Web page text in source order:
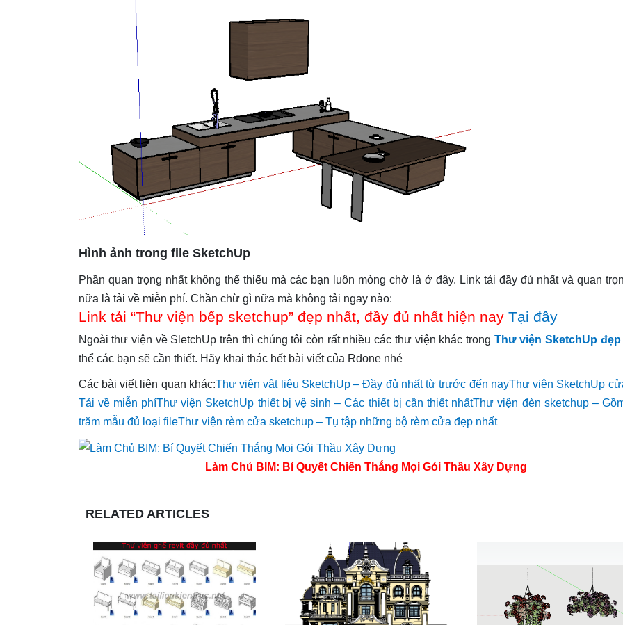
Hình ảnh trong file SketchUp
Phần quan trọng nhất không thể thiếu mà các bạn luôn mòng chờ là ở đây. Link tải đầy đủ nhất và quan
nữa là tải về miễn phí. Chần chừ gì nữa mà không tải ngay nào:
Link tải “Thư viện bếp sketchup” đẹp nhất, đầy đủ nhất hiện nay Tại đây
Ngoài thư viện về SletchUp trên thì chúng tôi còn rất nhiều các thư viện khác trong Thư viện SketchUp đẹp
thể các bạn sẽ cần thiết. Hãy khai thác hết bài viết của Rdone nhé
Các bài viết liên quan khác:Thư viện vật liệu SketchUp – Đầy đủ nhất từ trước đến nayThư viện SketchUp
Tải về miễn phíThư viện SketchUp thiết bị vệ sinh – Các thiết bị cần thiết nhấtThư viện đèn sketchup –
trăm mẫu đủ loại fileThư viện rèm cửa sketchup – Tụ tập những bộ rèm cửa đẹp nhất
Làm Chủ BIM: Bí Quyết Chiến Thắng Mọi Gói Thầu Xây Dựng
RELATED ARTICLES